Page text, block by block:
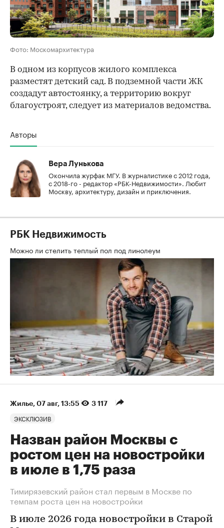
Фото: Москомархитектура
В одном из корпусов жилого комплекса
разместят детский сад. В подземной части ЖК
создадут автостоянку, а территорию вокруг
благоустроят, следует из материалов ведомства.
Авторы
Вера Лунькова
Окончила журфак МГУ. В журналистике с 2012 года,
с 2018-го - редактор «РБК-Недвижимости». Любит
Москву, архитектуру, дизайн и приключения.
РБК Недвижимость
Можно ли стелить теплый пол под линолеум
Жилье⁠, 07 авг, 13:55 3 117
ЭКСКЛЮЗИВ
Назван район Москвы с
ростом цен на новостройки
в июле в 1,75 раза
Тимирязевский район стал первым в Москве по
темпам роста цен на новостройки
В июле 2026 года новостройки в Старой